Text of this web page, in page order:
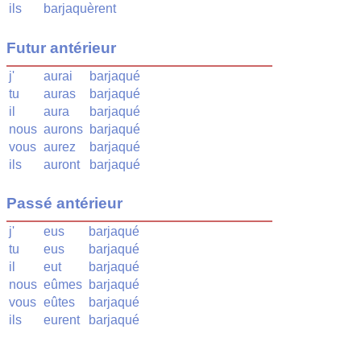
ils
barjaquèrent
Futur antérieur
j' aurai
barjaqué
tu
auras
barjaqué
il
aura
barjaqué
nous aurons barjaqué
vous aurez
barjaqué
ils
auront barjaqué
Passé antérieur
j' eus
barjaqué
tu
eus
barjaqué
il
eut
barjaqué
nous eûmes barjaqué
vous eûtes
barjaqué
ils
eurent barjaqué